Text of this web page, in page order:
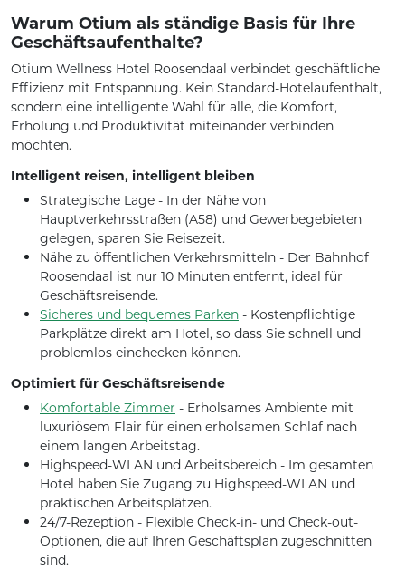
Warum Otium als ständige Basis für Ihre
Geschäftsaufenthalte?
Otium Wellness Hotel Roosendaal verbindet geschäftliche
Effizienz mit Entspannung. Kein Standard-Hotelaufenthalt,
sondern eine intelligente Wahl für alle, die Komfort,
Erholung und Produktivität miteinander verbinden
möchten.
Intelligent reisen, intelligent bleiben
Strategische Lage - In der Nähe von
Hauptverkehrsstraßen (A58) und Gewerbegebieten
gelegen, sparen Sie Reisezeit.
Nähe zu öffentlichen Verkehrsmitteln - Der Bahnhof
Roosendaal ist nur 10 Minuten entfernt, ideal für
Geschäftsreisende.
Sicheres und bequemes Parken - Kostenpflichtige
Parkplätze direkt am Hotel, so dass Sie schnell und
problemlos einchecken können.
Optimiert für Geschäftsreisende
Komfortable Zimmer - Erholsames Ambiente mit
luxuriösem Flair für einen erholsamen Schlaf nach
einem langen Arbeitstag.
Highspeed-WLAN und Arbeitsbereich - Im gesamten
Hotel haben Sie Zugang zu Highspeed-WLAN und
praktischen Arbeitsplätzen.
24/7-Rezeption - Flexible Check-in- und Check-out-
Optionen, die auf Ihren Geschäftsplan zugeschnitten
sind.